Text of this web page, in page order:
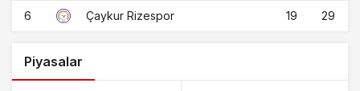
6 Çaykur Rizespor 19 29
Piyasalar